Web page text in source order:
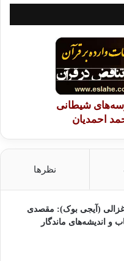
شیطانی
احمدیان
نظرها
غزالی (آیجی بوک): مقصدی
و اندیشه‌های ماندگار